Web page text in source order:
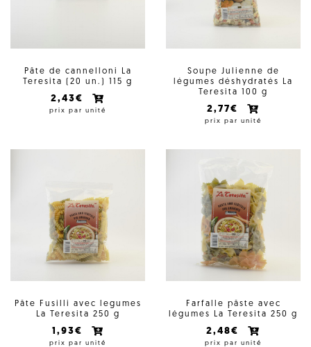
Pâte de cannelloni La
Teresita (20 un.) 115 g
2,43€
prix par unité
Soupe Julienne de
légumes déshydratés La
Teresita 100 g
2,77€
prix par unité
Pâte Fusilli avec legumes
La Teresita 250 g
1,93€
prix par unité
Farfalle pâste avec
légumes La Teresita 250 g
2,48€
prix par unité